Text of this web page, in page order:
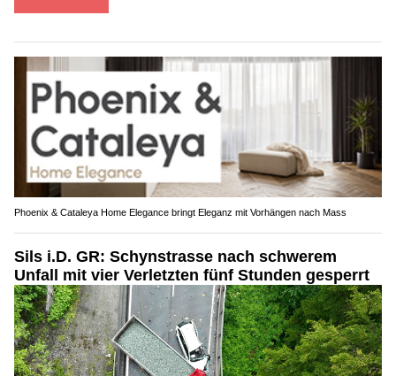
Phoenix & Cataleya Home Elegance bringt Eleganz mit Vorhängen nach Mass
Sils i.D. GR: Schynstrasse nach schwerem
Unfall mit vier Verletzten fünf Stunden gesperrt